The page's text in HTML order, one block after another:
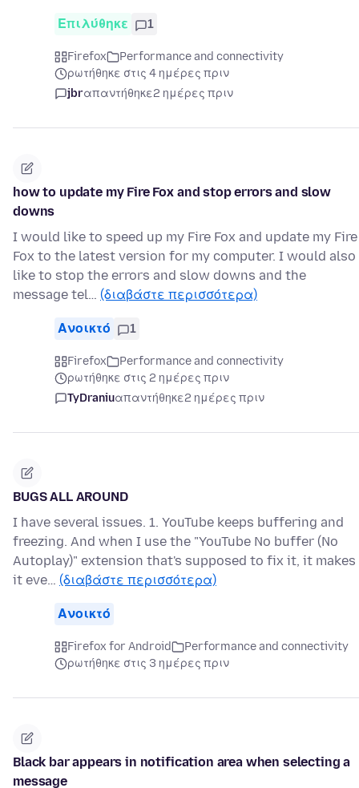
Επιλύθηκε 1
Firefox
Performance and connectivity
ρωτήθηκε στις 4 ημέρες πριν
jbrαπαντήθηκε2 ημέρες πριν
how to update my Fire Fox and stop errors and slow
downs
I would like to speed up my Fire Fox and update my Fire
Fox to the latest version for my computer. I would also
like to stop the errors and slow downs and the
message tel… (διαβάστε περισσότερα)
Ανοικτό 1
Firefox
Performance and connectivity
ρωτήθηκε στις 2 ημέρες πριν
TyDraniuαπαντήθηκε2 ημέρες πριν
BUGS ALL AROUND
I have several issues. 1. YouTube keeps buffering and
freezing. And when I use the "YouTube No buffer (No
Autoplay)" extension that's supposed to fix it, it makes
it eve… (διαβάστε περισσότερα)
Ανοικτό
Firefox for Android
Performance and connectivity
ρωτήθηκε στις 3 ημέρες πριν
Black bar appears in notification area when selecting a
message